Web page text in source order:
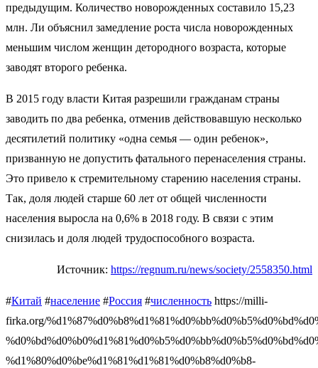
предыдущим. Количество новорожденных составило 15,23
млн. Ли объяснил замедление роста числа новорожденных
меньшим числом женщин детородного возраста, которые
заводят второго ребенка.
В 2015 году власти Китая разрешили гражданам страны
заводить по два ребенка, отменив действовавшую несколько
десятилетий политику «одна семья — один ребенок»,
призванную не допустить фатального перенаселения страны.
Это привело к стремительному старению населения страны.
Так, доля людей старше 60 лет от общей численности
населения выросла на 0,6% в 2018 году. В связи с этим
снизилась и доля людей трудоспособного возраста.
Источник: https://regnum.ru/news/society/2558350.html
#Китай #население #Россия #численность https://milli-
firka.org/
%d1%80%d0%be%d1%81%d1%81%d0%b8%d0%b8-